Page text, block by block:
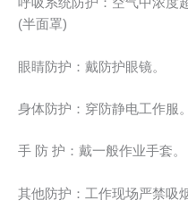
呼吸系统防护：空气中浓度
(半面罩)
眼睛防护：戴防护眼镜。
身体防护：穿防静电工作服。
手 防 护：戴一般作业手套。
其他防护：工作现场严禁吸